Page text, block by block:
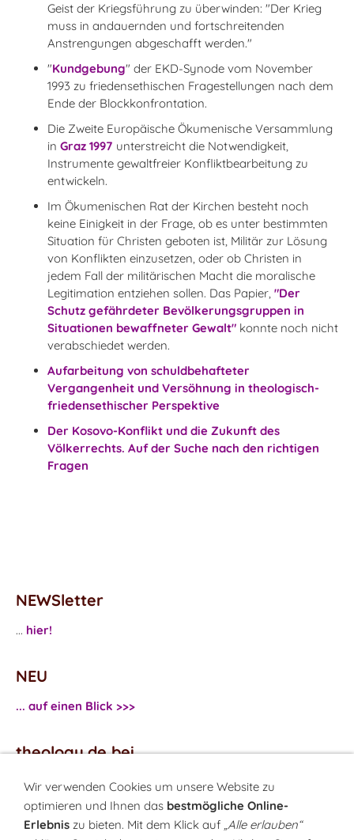
Geist der Kriegsführung zu überwinden: "Der Krieg
muss in andauernden und fortschreitenden
Anstrengungen abgeschafft werden."
"Kundgebung" der EKD-Synode vom November
1993 zu friedensethischen Fragestellungen nach dem
Ende der Blockkonfrontation.
Die Zweite Europäische Ökumenische Versammlung
in Graz 1997 unterstreicht die Notwendigkeit,
Instrumente gewaltfreier Konfliktbearbeitung zu
entwickeln.
Im Ökumenischen Rat der Kirchen besteht noch
keine Einigkeit in der Frage, ob es unter bestimmten
Situation für Christen geboten ist, Militär zur Lösung
von Konflikten einzusetzen, oder ob Christen in
jedem Fall der militärischen Macht die moralische
Legitimation entziehen sollen. Das Papier, "Der
Schutz gefährdeter Bevölkerungsgruppen in
Situationen bewaffneter Gewalt" konnte noch nicht
verabschiedet werden.
Aufarbeitung von schuldbehafteter
Vergangenheit und Versöhnung in theologisch-
friedensethischer Perspektive
Der Kosovo-Konflikt und die Zukunft des
Völkerrechts. Auf der Suche nach den richtigen
Fragen
NEWSletter
... hier!
NEU
... auf einen Blick >>>
theology.de bei
...Facebook
...Twitter
Wir verwenden Cookies um unsere Website zu
optimieren und Ihnen das bestmögliche Online-
Erlebnis zu bieten. Mit dem Klick auf „Alle erlauben“